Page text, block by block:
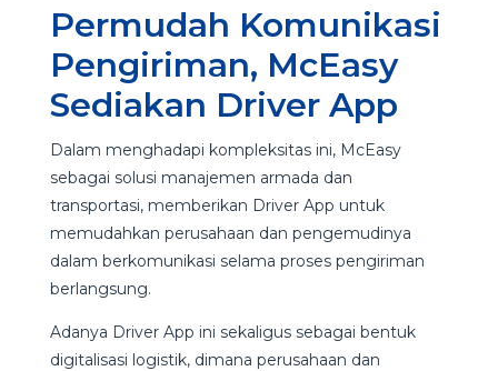
Permudah Komunikasi
Pengiriman, McEasy
Sediakan Driver App
Dalam menghadapi kompleksitas ini, McEasy
sebagai solusi manajemen armada dan
transportasi, memberikan Driver App untuk
memudahkan perusahaan dan pengemudinya
dalam berkomunikasi selama proses pengiriman
berlangsung.
Adanya Driver App ini sekaligus sebagai bentuk
digitalisasi logistik, dimana perusahaan dan